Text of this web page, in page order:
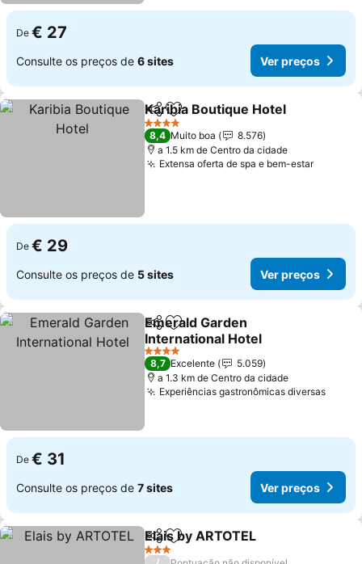
De € 27
Consulte os preços de 6 sites Ver preços
PartilharAdicionar aos favoritos
Karibia Boutique Hotel
4 Estrelas
8,4 Muito boa
8.576
a 1.5 km de Centro da cidade
Extensa oferta de spa e bem-estarVer
De € 29
Consulte os preços de 5 sites Ver preços
PartilharAdicionar aos favoritos
Emerald Garden
International Hotel
Ver preços
4 Estrelas
8,7 Excelente
5.059
a 1.3 km de Centro da cidade
Experiências gastronômicas diversasVer
De € 31
Consulte os preços de 7 sites Ver preços
PartilharAdicionar aos favoritos
Elais by ARTOTEL
3 Estrelas